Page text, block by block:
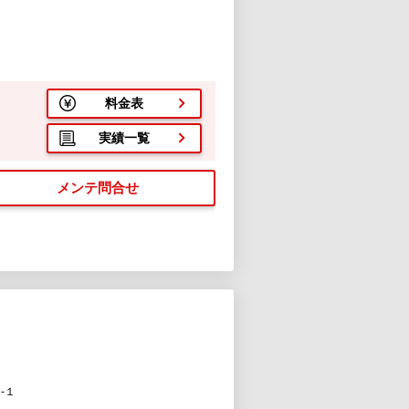
料金表
実績一覧
メンテ問合せ
１